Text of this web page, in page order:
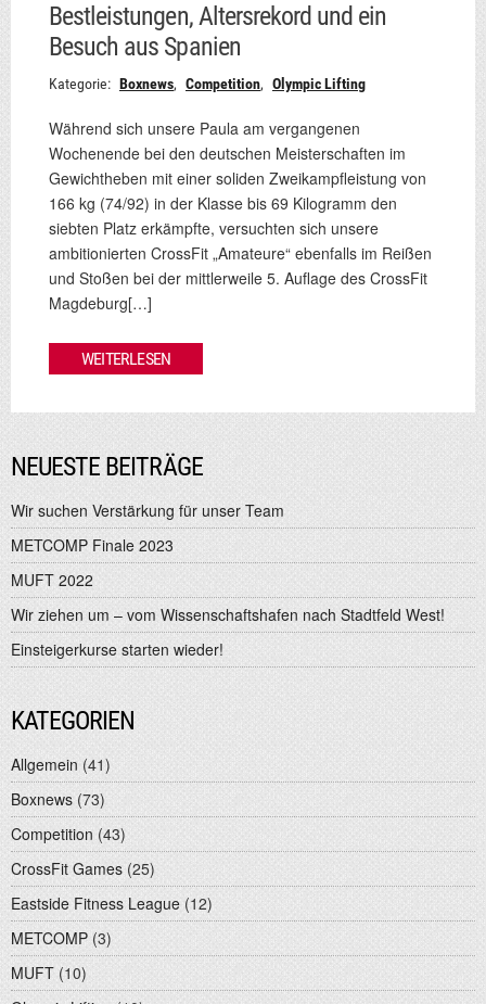
Bestleistungen, Altersrekord und ein
Besuch aus Spanien
Kategorie: Boxnews, Competition, Olympic Lifting
Während sich unsere Paula am vergangenen
Wochenende bei den deutschen Meisterschaften im
Gewichtheben mit einer soliden Zweikampfleistung von
166 kg (74/92) in der Klasse bis 69 Kilogramm den
siebten Platz erkämpfte, versuchten sich unsere
ambitionierten CrossFit „Amateure“ ebenfalls im Reißen
und Stoßen bei der mittlerweile 5. Auflage des CrossFit
Magdeburg[…]
WEITERLESEN
NEUESTE BEITRÄGE
Wir suchen Verstärkung für unser Team
METCOMP Finale 2023
MUFT 2022
Wir ziehen um – vom Wissenschaftshafen nach Stadtfeld West!
Einsteigerkurse starten wieder!
KATEGORIEN
Allgemein (41)
Boxnews (73)
Competition (43)
CrossFit Games (25)
Eastside Fitness League (12)
METCOMP (3)
MUFT (10)